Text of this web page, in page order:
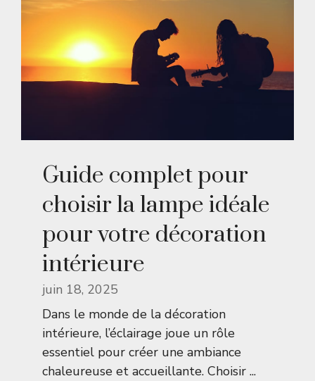
Guide complet pour
choisir la lampe idéale
pour votre décoration
intérieure
juin 18, 2025
Dans le monde de la décoration
intérieure, l’éclairage joue un rôle
essentiel pour créer une ambiance
chaleureuse et accueillante. Choisir ...